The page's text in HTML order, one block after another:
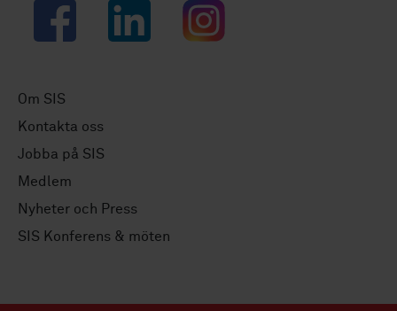
Facebook LinkedIn Instagram
Om SIS
Kontakta oss
Jobba på SIS
Medlem
Nyheter och Press
SIS Konferens & möten